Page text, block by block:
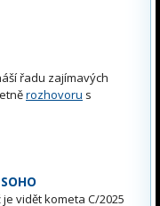
řadu zajímavých
rozhovoru s
vidět kometa C/2025